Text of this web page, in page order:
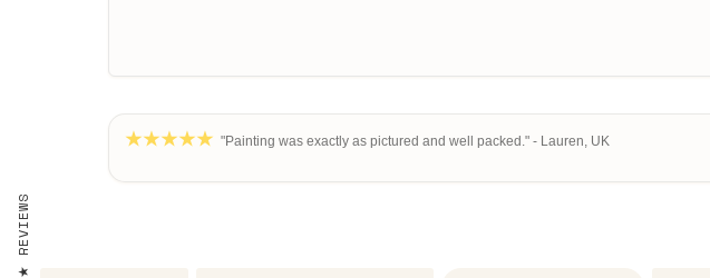
"Painting was exactly as pictured and well packed." - Lauren, UK
REVIEWS